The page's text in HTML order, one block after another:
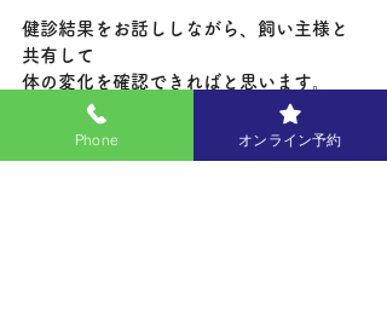
健診結果をお話ししながら、飼い主様と
共有して
体の変化を確認できればと思います。
▶春の健康診断
Phone オンライン予約